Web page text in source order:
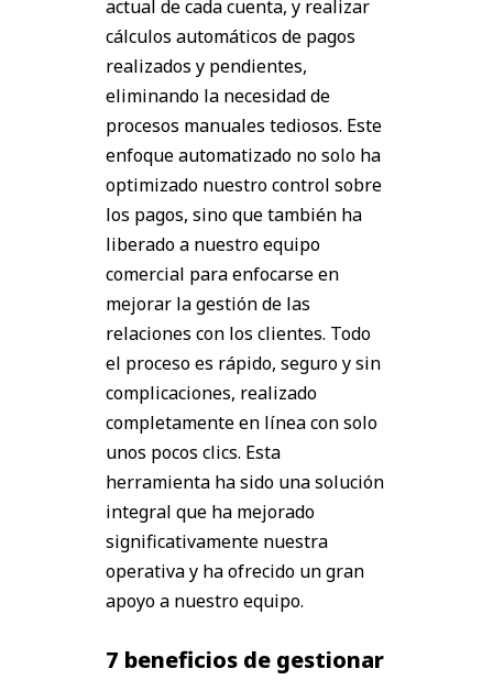
actual de cada cuenta, y realizar
cálculos automáticos de pagos
realizados y pendientes,
eliminando la necesidad de
procesos manuales tediosos. Este
enfoque automatizado no solo ha
optimizado nuestro control sobre
los pagos, sino que también ha
liberado a nuestro equipo
comercial para enfocarse en
mejorar la gestión de las
relaciones con los clientes. Todo
el proceso es rápido, seguro y sin
complicaciones, realizado
completamente en línea con solo
unos pocos clics. Esta
herramienta ha sido una solución
integral que ha mejorado
significativamente nuestra
operativa y ha ofrecido un gran
apoyo a nuestro equipo.
7 beneficios de gestionar